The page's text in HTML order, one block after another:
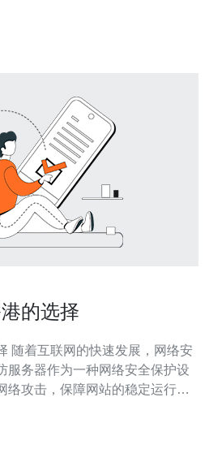
的选择
服务器作为一种网络安全保护设
络攻击，保障网站的稳定运行。
区，拥有先进的网络设施和优